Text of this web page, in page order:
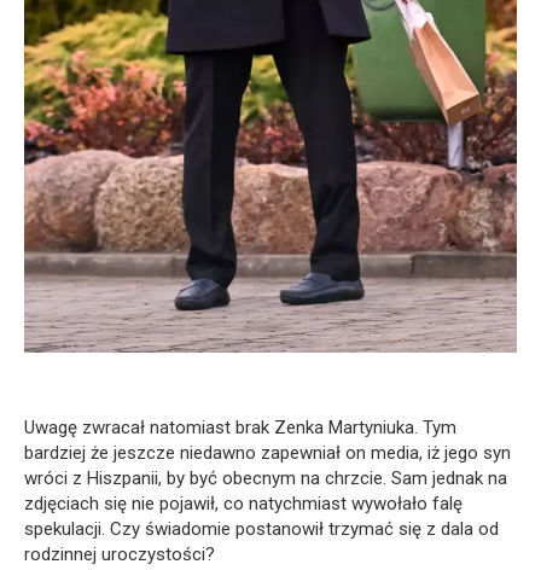
Uwagę zwracał natomiast brak Zenka Martyniuka. Tym
bardziej że jeszcze niedawno zapewniał on media, iż jego syn
wróci z Hiszpanii, by być obecnym na chrzcie. Sam jednak na
zdjęciach się nie pojawił, co natychmiast wywołało falę
spekulacji. Czy świadomie postanowił trzymać się z dala od
rodzinnej uroczystości?